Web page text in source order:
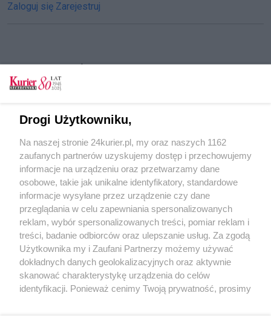
Zaloguj się Zarejestruj
CZYTAJ TAKŻE
Aleja Gwiazd powiększyła się o kolejne
Sorrento zaprasza do Alei Gwiazd. To już 4.
edycja tej imprezy
Aleja Gwiazd po raz czwarty
POGODA
20℃
Zobacz prognozę na 3 dni
Drogi Użytkowniku,
Na naszej stronie 24kurier.pl, my oraz naszych 1162
zaufanych partnerów uzyskujemy dostęp i przechowujemy
informacje na urządzeniu oraz przetwarzamy dane
osobowe, takie jak unikalne identyfikatory, standardowe
informacje wysyłane przez urządzenie czy dane
przeglądania w celu zapewniania spersonalizowanych
reklam, wybór spersonalizowanych treści, pomiar reklam i
treści, badanie odbiorców oraz ulepszanie usług. Za zgodą
Użytkownika my i Zaufani Partnerzy możemy używać
dokładnych danych geolokalizacyjnych oraz aktywnie
skanować charakterystykę urządzenia do celów
identyfikacji. Ponieważ cenimy Twoją prywatność, prosimy